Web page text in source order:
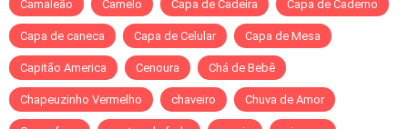
Camaleão Camelo Capa de Cadeira Capa de Caderno
Capa de caneca Capa de Celular Capa de Mesa
Capitão America Cenoura Chá de Bebê
Chapeuzinho Vermelho chaveiro Chuva de Amor